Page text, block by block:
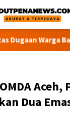
Warga Babahrot
Aceh,
Dua